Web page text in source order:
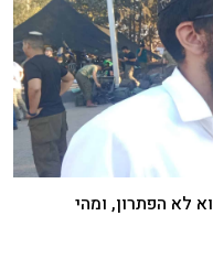
לא הפתרון, ומהי